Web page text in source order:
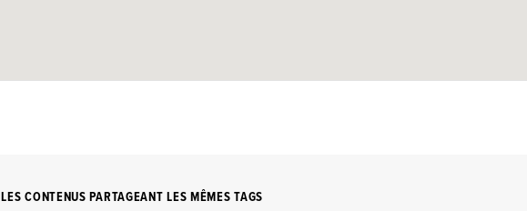
LES CONTENUS PARTAGEANT LES MÊMES TAGS